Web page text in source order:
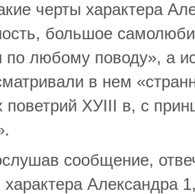
черты характера
большое
по любому поводу», а
в нем
ХУIII в, с
сообщение,
Александра